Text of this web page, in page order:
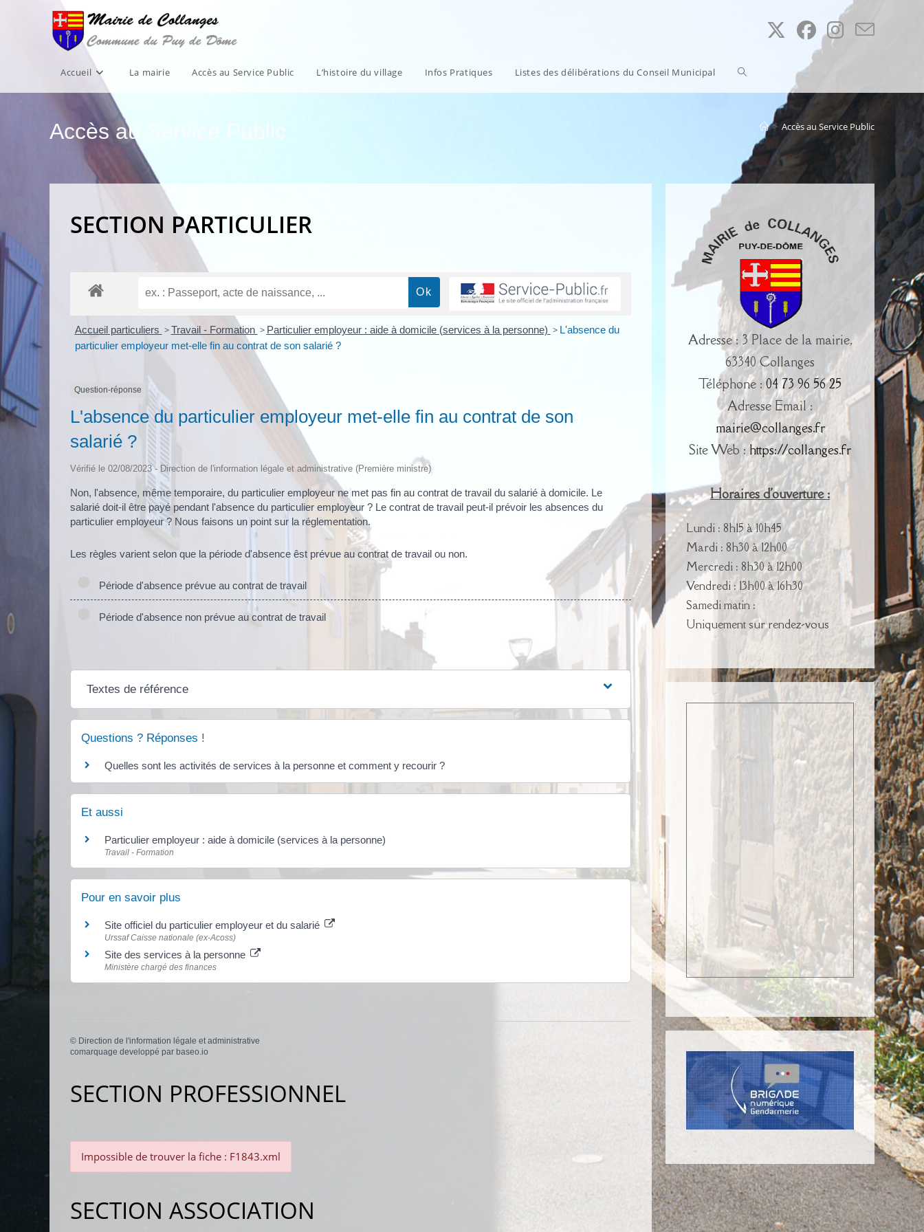
Accueil La mairie Accès au Service Public L’histoire du village Infos Pratiques Listes des délibérations du Conseil Municipal Toggle
search
Accès au Service Public > Accès au Service Public
SECTION PARTICULIER
Accueil particuliers > Travail - Formation > Particulier employeur : aide à domicile (services à la personne) > L'absence du
particulier employeur met-elle fin au contrat de son salarié ?
Question-réponse
L'absence du particulier employeur met-elle fin au contrat de son
salarié ?
Vérifié le 02/08/2023 - Direction de l'information légale et administrative (Première ministre)
Non, l'absence, même temporaire, du particulier employeur ne met pas fin au contrat de travail du salarié à domicile. Le
salarié doit-il être payé pendant l'absence du particulier employeur ? Le contrat de travail peut-il prévoir les absences du
particulier employeur ? Nous faisons un point sur la réglementation.
Les règles varient selon que la période d'absence êst prévue au contrat de travail ou non.
Période d'absence prévue au contrat de travail
Période d'absence non prévue au contrat de travail
Textes de référence
Questions ? Réponses !
Quelles sont les activités de services à la personne et comment y recourir ?
Et aussi
Particulier employeur : aide à domicile (services à la personne)
Travail - Formation
Pour en savoir plus
Site officiel du particulier employeur et du salarié
Urssaf Caisse nationale (ex-Acoss)
Site des services à la personne
Ministère chargé des finances
© Direction de l'information légale et administrative
comarquage developpé par baseo.io
SECTION PROFESSIONNEL
Impossible de trouver la fiche : F1843.xml
SECTION ASSOCIATION
Adresse : 3 Place de la mairie,
63340 Collanges
Téléphone :04 73 96 56 25
Adresse Email :
mairie@collanges.fr
Site Web :https://collanges.fr
Horaires d'ouverture :
Lundi : 8h15 à 10h45
Mardi : 8h30 à 12h00
Mercredi : 8h30 à 12h00
Vendredi : 13h00 à 16h30
Samedi matin :
Uniquement sur rendez-vous